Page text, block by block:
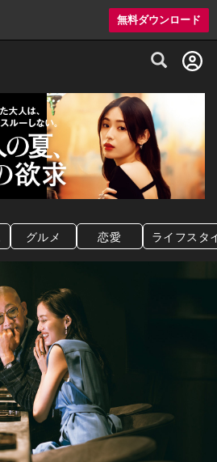
無料ダウンロード
グルメ情報・プレミアムレストラン予約
グルメ 恋愛 ライフスタ